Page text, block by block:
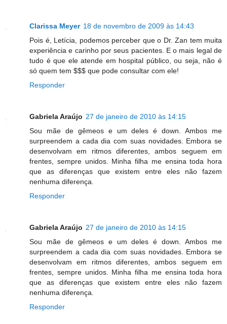
Clarissa Meyer 18 de novembro de 2009 às 14:43
Pois é, Letícia, podemos perceber que o Dr. Zan tem muita
experiência e carinho por seus pacientes. E o mais legal de
tudo é que ele atende em hospital público, ou seja, não é
só quem tem $$$ que pode consultar com ele!
Responder
Gabriela Araújo 27 de janeiro de 2010 às 14:15
Sou mãe de gêmeos e um deles é down. Ambos me
surpreendem a cada dia com suas novidades. Embora se
desenvolvam em ritmos diferentes, ambos seguem em
frentes, sempre unidos. Minha filha me ensina toda hora
que as diferenças que existem entre eles não fazem
nenhuma diferença.
Responder
Gabriela Araújo 27 de janeiro de 2010 às 14:15
Sou mãe de gêmeos e um deles é down. Ambos me
surpreendem a cada dia com suas novidades. Embora se
desenvolvam em ritmos diferentes, ambos seguem em
frentes, sempre unidos. Minha filha me ensina toda hora
que as diferenças que existem entre eles não fazem
nenhuma diferença.
Responder